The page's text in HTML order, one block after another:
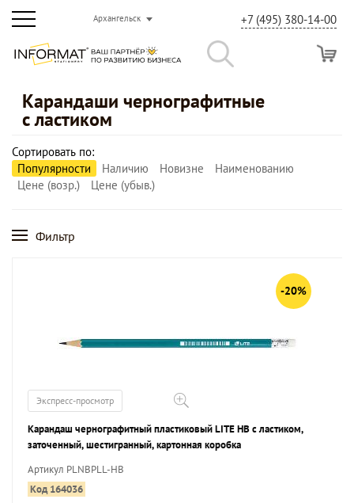
Архангельск +7 (495) 380-14-00
Карандаши чернографитные
с ластиком
Сортировать по:
Популярности
Наличию Новизне
Наименованию
Цене (возр.)
Цене (убыв.)
Фильтр
-20%
Экспресс-просмотр
Карандаш чернографитный пластиковый LITE НВ с ластиком,
заточенный, шестигранный, картонная коробка
Артикул PLNBPLL-HB
Код 164036